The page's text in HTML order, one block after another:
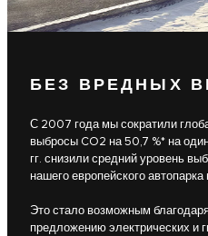
БЕЗ ВРЕДНЫХ
С 2007 года мы сократили
выбросы CO2 на 50,7 %* на
гг. снизили средний уровень
нашего европейского автопарка
Это стало возможным
предложению электрических и